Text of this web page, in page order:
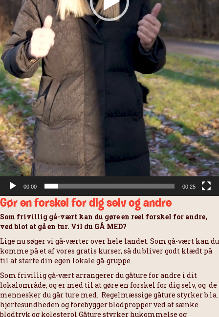
00:00 00:25
Gør en forskel for dig selv og andre
Som frivillig gå-vært kan du gøre en reel forskel for andre,
ved blot at gå en tur. Vil du GÅ MED?
Lige nu søger vi gå-værter over hele landet. Som gå-vært kan du
komme på et af vores gratis kurser, så du bliver godt klædt på
til at starte din egen lokale gå-gruppe.
Som frivillig gå-vært arrangerer du gåture for andre i dit
lokalområde, og er med til at gøre en forskel for dig selv, og de
mennesker du går ture med. Regelmæssige gåture styrker b.la.
hjertesundheden og forebygger blodpropper ved at sænke
blodtryk og kolesterol Gåture styrker hukommelse og